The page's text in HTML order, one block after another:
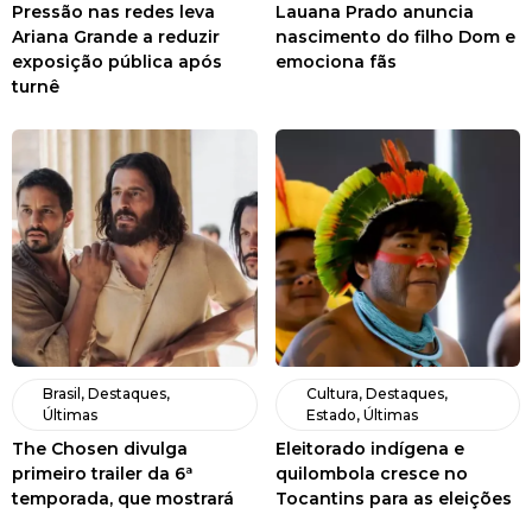
Pressão nas redes leva
Ariana Grande a reduzir
exposição pública após
turnê
Lauana Prado anuncia
nascimento do filho Dom e
emociona fãs
Brasil , Destaques,
Últimas
The Chosen divulga
primeiro trailer da 6ª
temporada, que mostrará
Cultura, Destaques,
Estado, Últimas
Eleitorado indígena e
quilombola cresce no
Tocantins para as eleições